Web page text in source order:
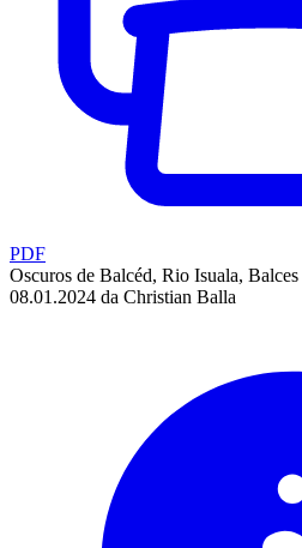
PDF
Oscuros de Balcéd, Rio Isuala, Balces
08.01.2024 da Christian Balla